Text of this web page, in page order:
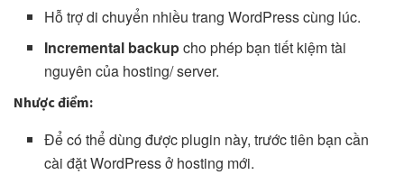
Hỗ trợ di chuyển nhiều trang WordPress cùng lúc.
Incremental backupcho phép bạn tiết kiệm tài
nguyên của hosting/ server.
Nhược điểm:
Để có thể dùng được plugin này, trước tiên bạn cần
cài đặt WordPress ở hosting mới.